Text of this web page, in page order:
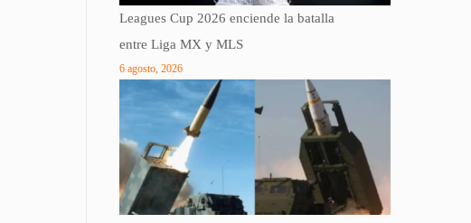
Leagues Cup 2026 enciende la batalla
entre Liga MX y MLS
6 agosto, 2026